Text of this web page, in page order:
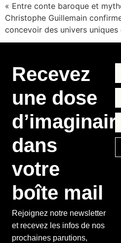
« Entre conte baroque et
Christophe Guillemain
concevoir des univers uniques
Recevez
une dose
dans
votre
boîte mail
Rejoignez notre newsletter
et recevez les infos de nos
prochaines parutions,